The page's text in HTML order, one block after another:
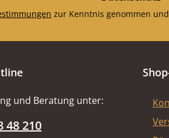
zur Kenntnis genommen
und Beratung unter:
48 210